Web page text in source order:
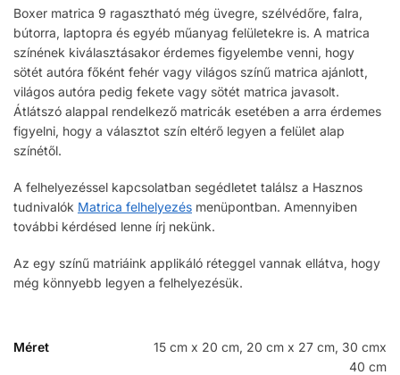
Boxer matrica 9 ragasztható még üvegre, szélvédőre, falra,
bútorra, laptopra és egyéb műanyag felületekre is. A matrica
színének kiválasztásakor érdemes figyelembe venni, hogy
sötét autóra főként fehér vagy világos színű matrica ajánlott,
világos autóra pedig fekete vagy sötét matrica javasolt.
Átlátszó alappal rendelkező matricák esetében a arra érdemes
figyelni, hogy a választot szín eltérő legyen a felület alap
színétől.
A felhelyezéssel kapcsolatban segédletet találsz a Hasznos
tudnivalók Matrica felhelyezés menüpontban. Amennyiben
további kérdésed lenne írj nekünk.
Az egy színű matriáink applikáló réteggel vannak ellátva, hogy
még könnyebb legyen a felhelyezésük.
Méret
15 cm x 20 cm, 20 cm x 27 cm, 30 cmx
40 cm